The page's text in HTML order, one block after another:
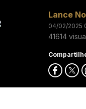
Lance
04/02/2025
41614